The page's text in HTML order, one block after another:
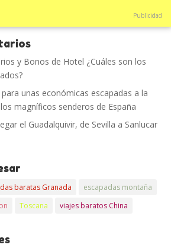
Publicidad
y Bonos de Hotel ¿Cuáles son los
unas económicas escapadas a la
magníficos senderos de España
el Guadalquivir, de Sevilla a Sanlucar
baratas Granada
escapadas montaña
Toscana viajes baratos China